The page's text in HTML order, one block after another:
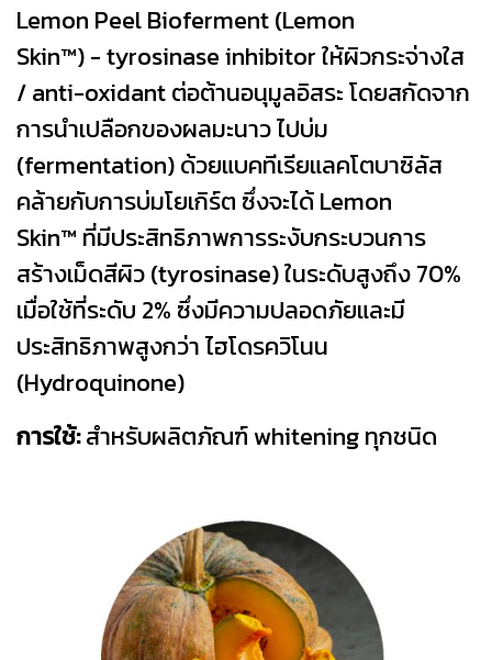
Lemon Peel Bioferment (Lemon
Skin™) - tyrosinase inhibitor ให้ผิวกระจ่างใส
/ anti-oxidant ต่อต้านอนุมูลอิสระ โดยสกัดจาก
การนำเปลือกของผลมะนาว ไปบ่ม
(fermentation) ด้วยแบคทีเรียแลคโตบาซิลัส
คล้ายกับการบ่มโยเกิร์ต ซึ่งจะได้ Lemon
Skin™ ที่มีประสิทธิภาพการระงับกระบวนการ
สร้างเม็ดสีผิว (tyrosinase) ในระดับสูงถึง 70%
เมื่อใช้ที่ระดับ 2% ซึ่งมีความปลอดภัยและมี
ประสิทธิภาพสูงกว่า ไฮโดรควิโนน
(Hydroquinone)
การใช้:สำหรับผลิตภัณฑ์ whitening ทุกชนิด